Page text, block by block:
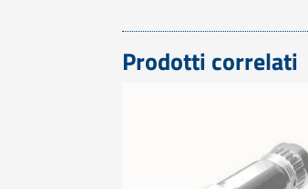
Prodotti correlati